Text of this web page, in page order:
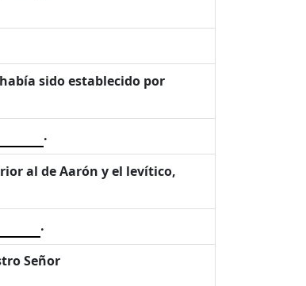
sido establecido por
.
al de Aarón y el levítico,
.
Señor